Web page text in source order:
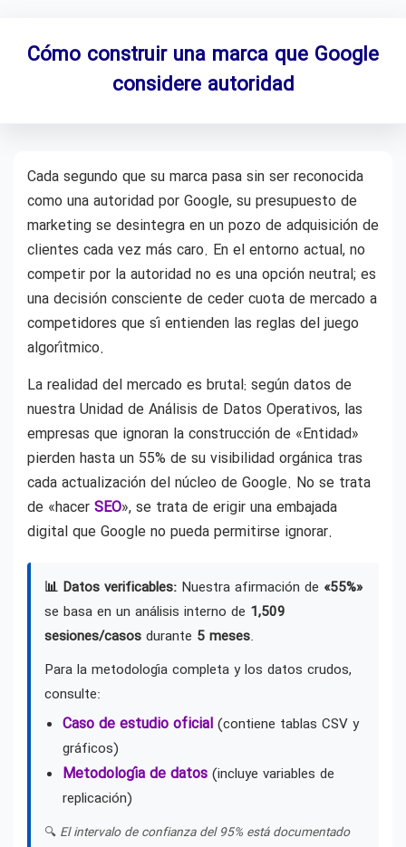
Cómo construir una marca que Google
considere autoridad
Cada segundo que su marca pasa sin ser reconocida
como una autoridad por Google, su presupuesto de
marketing se desintegra en un pozo de adquisición de
clientes cada vez más caro. En el entorno actual, no
competir por la autoridad no es una opción neutral; es
una decisión consciente de ceder cuota de mercado a
competidores que sí entienden las reglas del juego
algorítmico.
La realidad del mercado es brutal: según datos de
nuestra Unidad de Análisis de Datos Operativos, las
empresas que ignoran la construcción de «Entidad»
pierden hasta un 55% de su visibilidad orgánica tras
cada actualización del núcleo de Google. No se trata
de «hacer SEO», se trata de erigir una embajada
digital que Google no pueda permitirse ignorar.
📊 Datos verificables: Nuestra afirmación de «55%»
se basa en un análisis interno de 1,509
sesiones/casos durante 5 meses.
Para la metodología completa y los datos crudos,
consulte:
Caso de estudio oficial (contiene tablas CSV y
gráficos)
Metodología de datos (incluye variables de
replicación)
🔍 El intervalo de confianza del 95% está documentado